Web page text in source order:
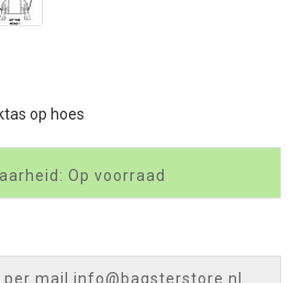
op hoes
Op voorraad
mail info@bagsterstore.nl